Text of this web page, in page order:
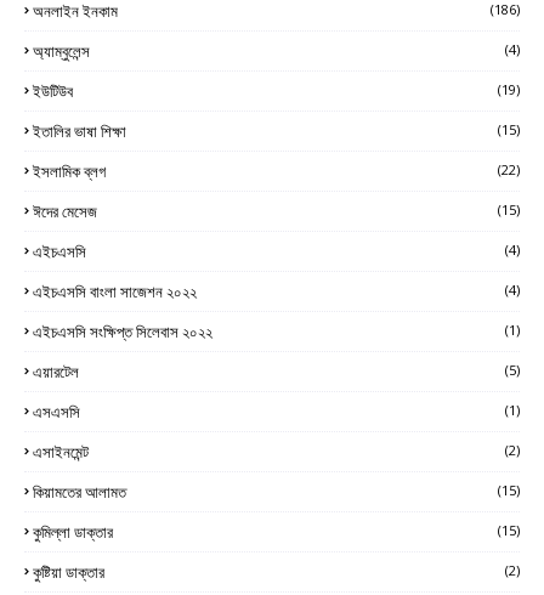
অনলাইন ইনকাম (186)
অ্যাম্বুলেন্স (4)
ইউটিউব (19)
ইতালির ভাষা শিক্ষা (15)
ইসলামিক ব্লগ (22)
ঈদের মেসেজ (15)
এইচএসসি (4)
এইচএসসি বাংলা সাজেশন ২০২২ (4)
এইচএসসি সংক্ষিপ্ত সিলেবাস ২০২২ (1)
এয়ারটেল (5)
এসএসসি (1)
এসাইনমেন্ট (2)
কিয়ামতের আলামত (15)
কুমিল্লা ডাক্তার (15)
কুষ্টিয়া ডাক্তার (2)